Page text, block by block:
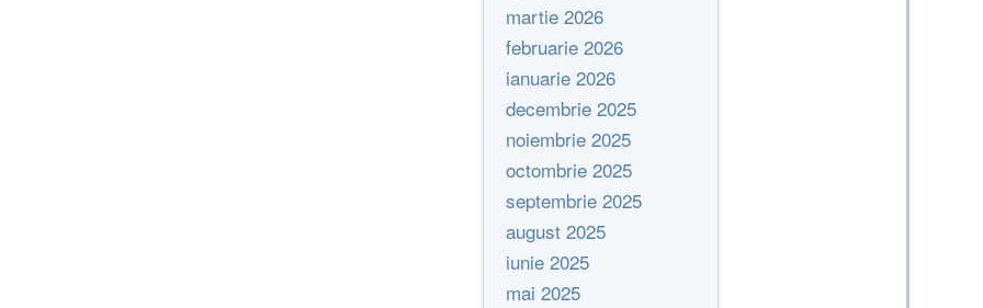
martie 2026
februarie 2026
ianuarie 2026
decembrie 2025
noiembrie 2025
octombrie 2025
septembrie 2025
august 2025
iunie 2025
mai 2025